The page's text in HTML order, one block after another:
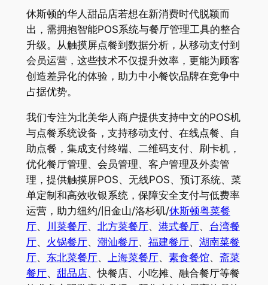
休斯顿的华人甜品店若想在新消费时代脱颖而
出，需拥抱智能POS系统与餐厅管理工具的整合
升级。从触摸屏点餐到数据分析，从移动支付到
会员运营，这些技术不仅提升效率，更能为顾客
创造差异化的体验，助力中小餐饮品牌在竞争中
占据优势。
我们专注为北美华人商户提供支持中文的POS机
与点餐系统设备，支持移动支付、在线点餐、自
助点餐，集成支付终端、二维码支付、刷卡机，
优化餐厅管理、会员管理、客户管理及外卖管
理，提供触摸屏POS、无线POS、预订系统、菜
单定制和高效收银系统，保障安全支付与低费率
运营，助力纽约/旧金山/洛杉矶/休斯顿粤菜餐
厅、 川菜餐厅、 北方菜餐厅、 港式餐厅、 台湾餐
厅、 火锅餐厅、 潮汕餐厅、 福建餐厅、 湖南菜餐
厅、 东北菜餐厅、 上海菜餐厅、 素食餐馆、 斋菜
餐厅、 甜品店、快餐店、小吃摊、融合餐厅等餐